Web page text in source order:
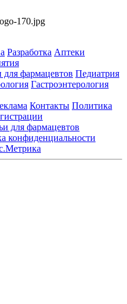
Разработка Аптеки
для фармацевтов Педиатрия
Гастроэнтерология
Контакты Политика
для фармацевтов
конфиденциальности